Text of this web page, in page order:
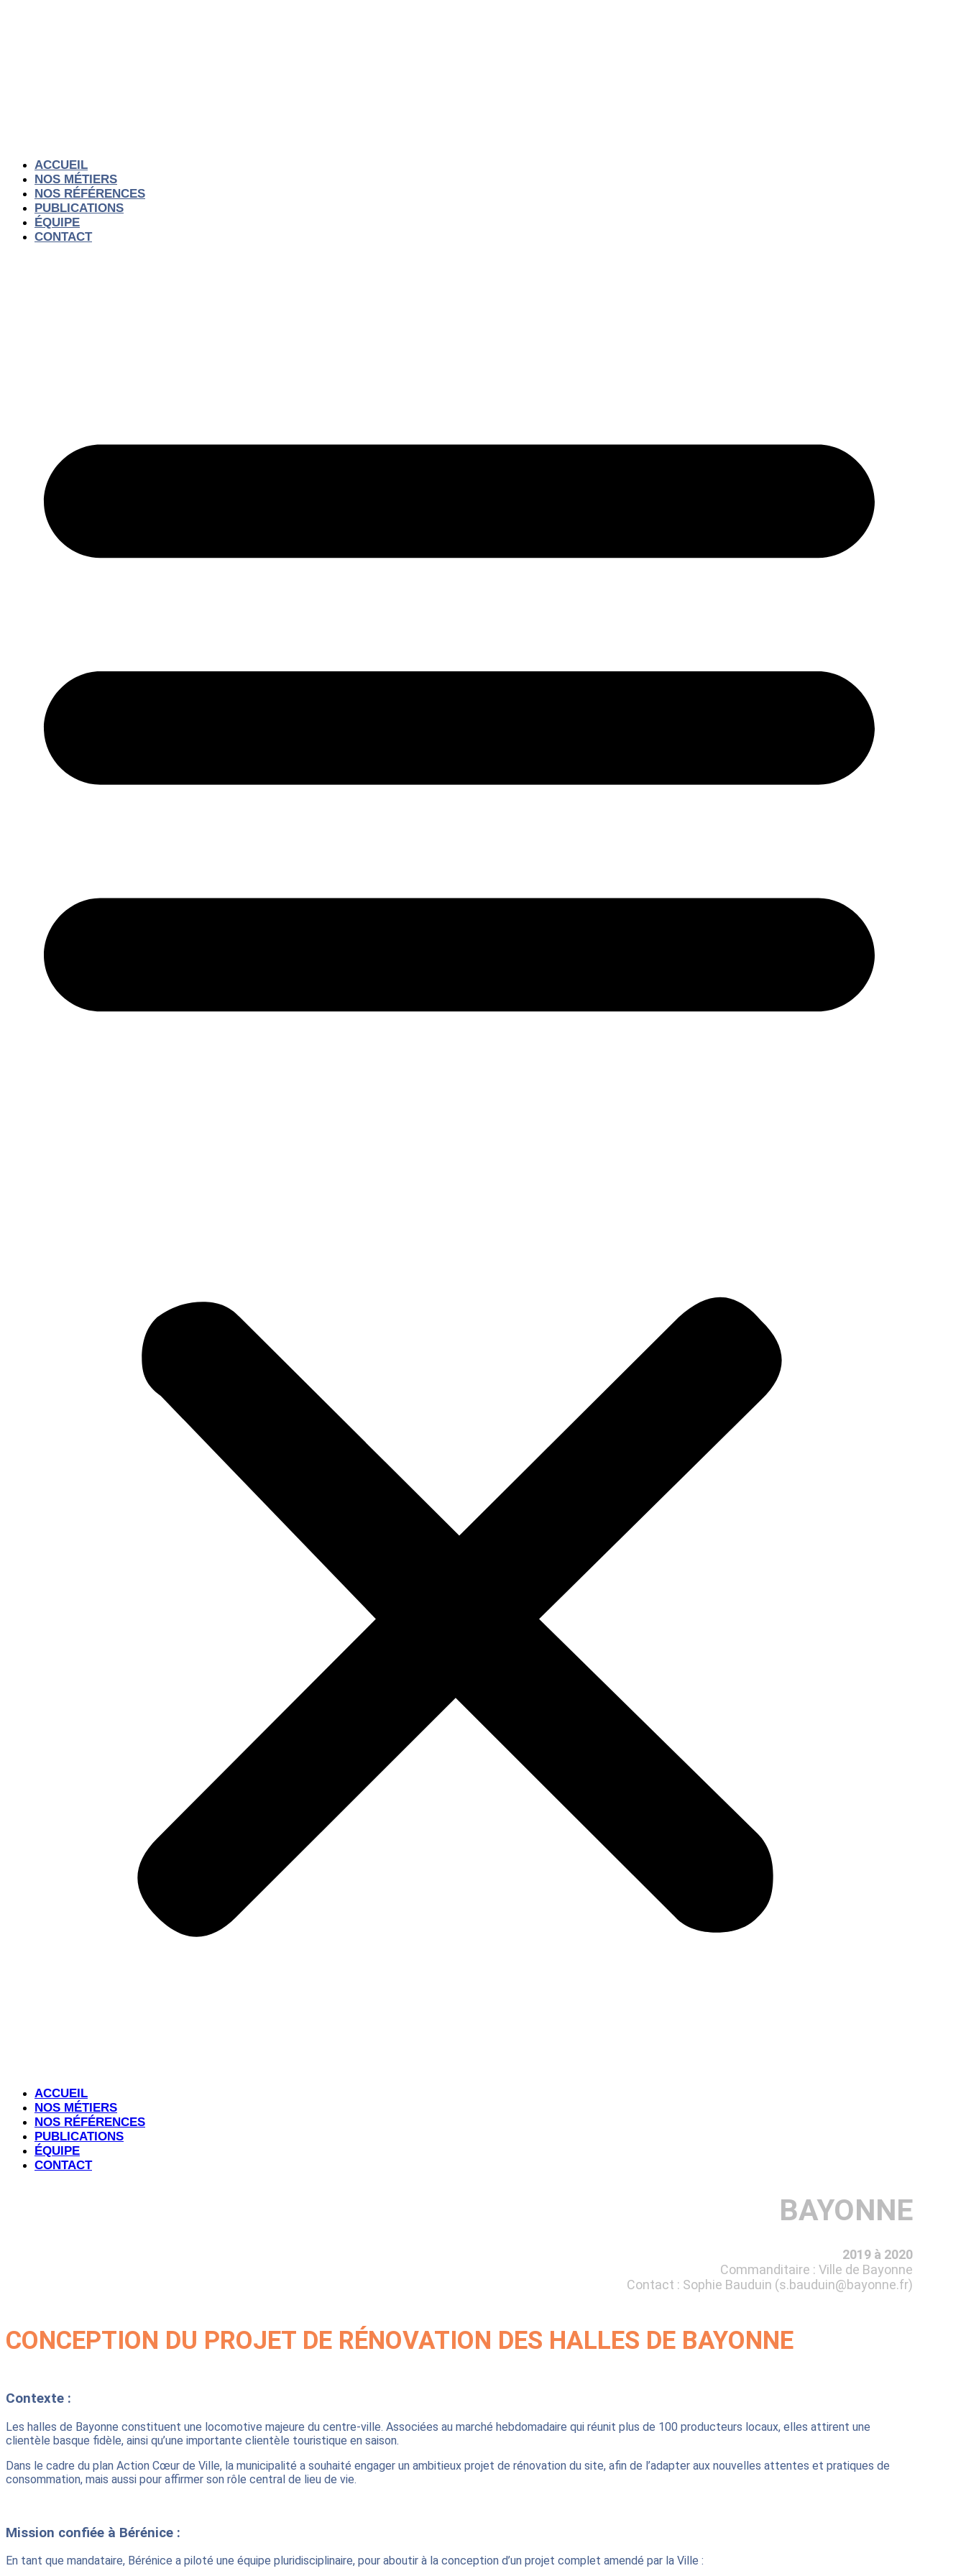
ACCUEIL
NOS MÉTIERS
NOS RÉFÉRENCES
PUBLICATIONS
ÉQUIPE
CONTACT
ACCUEIL
NOS MÉTIERS
NOS RÉFÉRENCES
PUBLICATIONS
ÉQUIPE
CONTACT
BAYONNE
2019 à 2020
Commanditaire : Ville de Bayonne
Contact : Sophie Bauduin (s.bauduin@bayonne.fr)
CONCEPTION DU PROJET DE RÉNOVATION DES HALLES DE BAYONNE
Contexte :
Les halles de Bayonne constituent une locomotive majeure du centre-ville. Associées au marché hebdomadaire qui réunit plus de 100 producteurs locaux, elles attirent une
clientèle basque fidèle, ainsi qu’une importante clientèle touristique en saison.
Dans le cadre du plan Action Cœur de Ville, la municipalité a souhaité engager un ambitieux projet de rénovation du site, afin de l’adapter aux nouvelles attentes et pratiques de
consommation, mais aussi pour affirmer son rôle central de lieu de vie.
Mission confiée à Bérénice :
En tant que mandataire, Bérénice a piloté une équipe pluridisciplinaire, pour aboutir à la conception d’un projet complet amendé par la Ville :